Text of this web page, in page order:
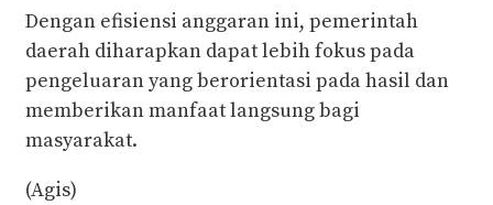
Dengan efisiensi anggaran ini, pemerintah
daerah diharapkan dapat lebih fokus pada
pengeluaran yang berorientasi pada hasil dan
memberikan manfaat langsung bagi
masyarakat.
(Agis)